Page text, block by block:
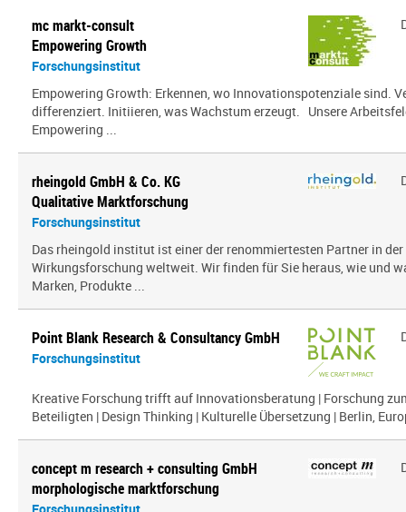
mc markt-consult
Empowering Growth
Forschungsinstitut
Empowering Growth: Erkennen, wo Innovationspotenziale sind.
differenziert. Initiieren, was Wachstum erzeugt. Unsere
Empowering ...
rheingold GmbH & Co. KG
Qualitative Marktforschung
Forschungsinstitut
Das rheingold institut ist einer der renommiertesten Partner in
Wirkungsforschung weltweit. Wir finden für Sie heraus, wie und
Marken, Produkte ...
Point Blank Research & Consultancy GmbH
Forschungsinstitut
Kreative Forschung trifft auf Innovationsberatung | Forschung
Beteiligten | Design Thinking | Kulturelle Übersetzung | Berlin,
concept m research + consulting GmbH
morphologische marktforschung